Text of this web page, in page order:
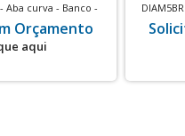
Aba curva - Banco -
elétrico - 20 un
Orçamento
aqui